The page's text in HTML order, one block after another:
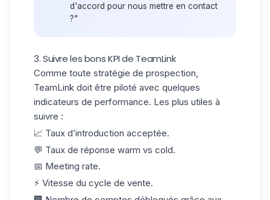
d'accord pour nous mettre en contact
?"
3. Suivre les bons KPI de TeamLink
Comme toute stratégie de prospection,
TeamLink doit être piloté avec quelques
indicateurs de performance. Les plus utiles à
suivre :
📈 Taux d’introduction acceptée.
💬 Taux de réponse warm vs cold.
📅 Meeting rate.
⚡ Vitesse du cycle de vente.